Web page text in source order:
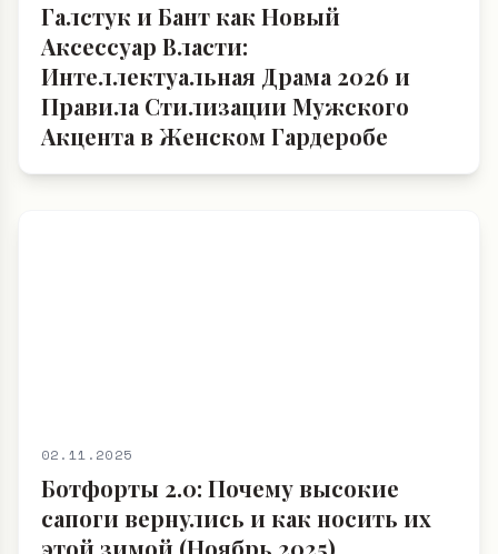
Галстук и Бант как Новый
Аксессуар Власти:
Интеллектуальная Драма 2026 и
Правила Стилизации Мужского
Акцента в Женском Гардеробе
02.11.2025
Ботфорты 2.0: Почему высокие
сапоги вернулись и как носить их
этой зимой (Ноябрь 2025)